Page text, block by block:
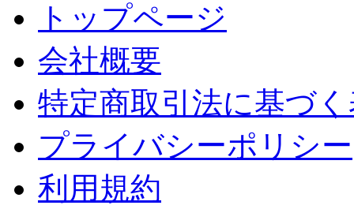
トップページ
会社概要
特定商取引法に基づ
プライバシーポリシー
利用規約